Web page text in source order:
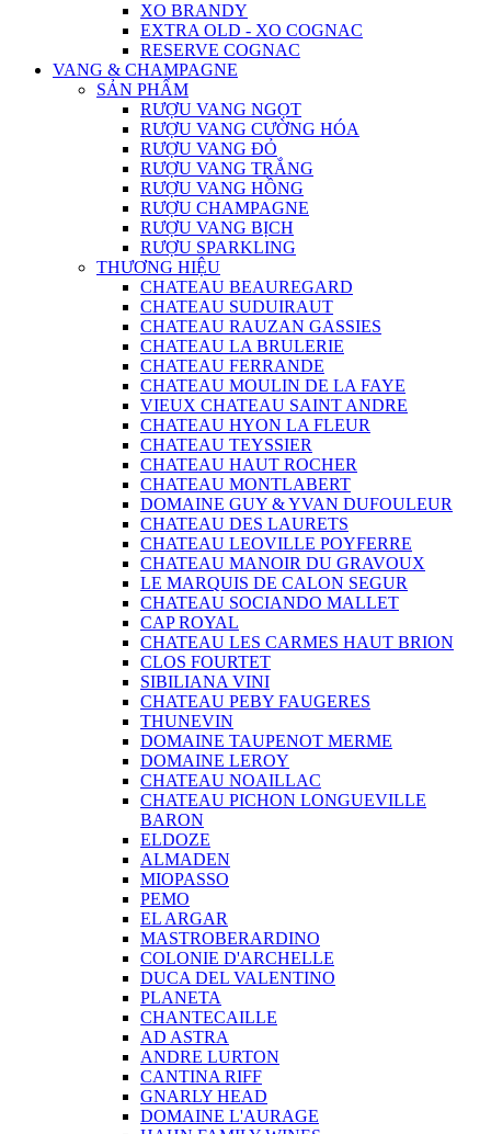
XO BRANDY
EXTRA OLD - XO COGNAC
RESERVE COGNAC
VANG & CHAMPAGNE
SẢN PHẨM
RƯỢU VANG NGỌT
RƯỢU VANG CƯỜNG HÓA
RƯỢU VANG ĐỎ
RƯỢU VANG TRẮNG
RƯỢU VANG HỒNG
RƯỢU CHAMPAGNE
RƯỢU VANG BỊCH
RƯỢU SPARKLING
THƯƠNG HIỆU
CHATEAU BEAUREGARD
CHATEAU SUDUIRAUT
CHATEAU RAUZAN GASSIES
CHATEAU LA BRULERIE
CHATEAU FERRANDE
CHATEAU MOULIN DE LA FAYE
VIEUX CHATEAU SAINT ANDRE
CHATEAU HYON LA FLEUR
CHATEAU TEYSSIER
CHATEAU HAUT ROCHER
CHATEAU MONTLABERT
DOMAINE GUY & YVAN DUFOULEUR
CHATEAU DES LAURETS
CHATEAU LEOVILLE POYFERRE
CHATEAU MANOIR DU GRAVOUX
LE MARQUIS DE CALON SEGUR
CHATEAU SOCIANDO MALLET
CAP ROYAL
CHATEAU LES CARMES HAUT BRION
CLOS FOURTET
SIBILIANA VINI
CHATEAU PEBY FAUGERES
THUNEVIN
DOMAINE TAUPENOT MERME
DOMAINE LEROY
CHATEAU NOAILLAC
CHATEAU PICHON LONGUEVILLE
BARON
ELDOZE
ALMADEN
MIOPASSO
PEMO
EL ARGAR
MASTROBERARDINO
COLONIE D'ARCHELLE
DUCA DEL VALENTINO
PLANETA
CHANTECAILLE
AD ASTRA
ANDRE LURTON
CANTINA RIFF
GNARLY HEAD
DOMAINE L'AURAGE